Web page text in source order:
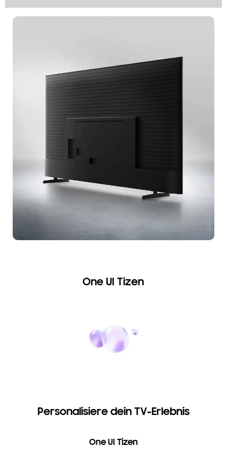
One UI Tizen
Personalisiere dein TV-Erlebnis
One UI Tizen